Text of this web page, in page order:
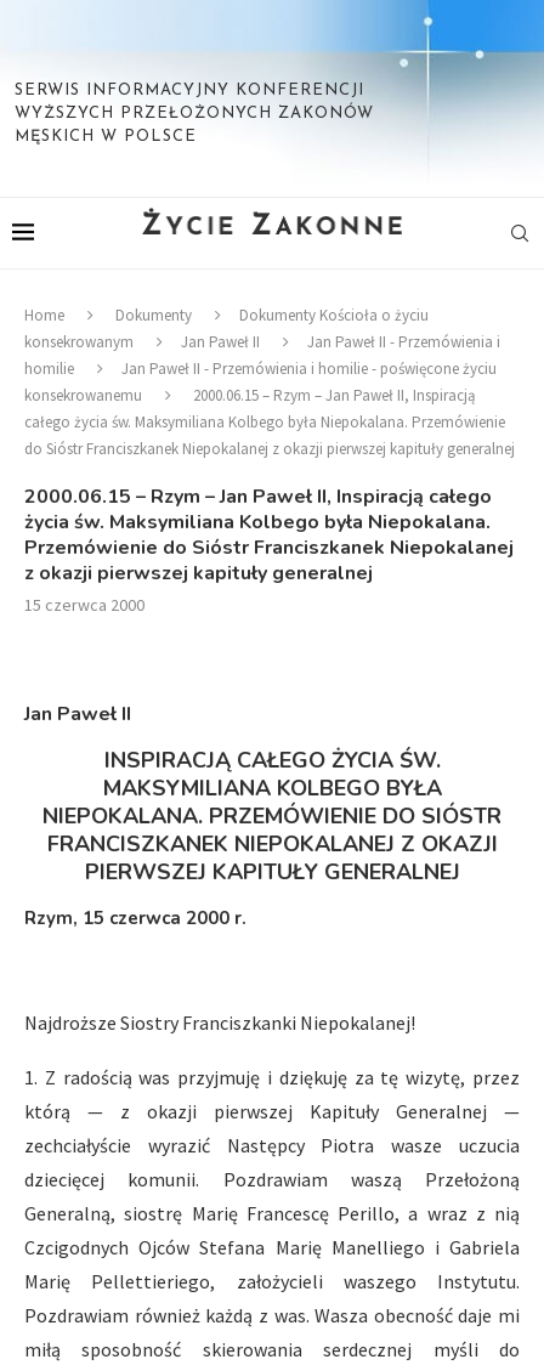
SERWIS INFORMACYJNY KONFERENCJI
WYŻSZYCH PRZEŁOŻONYCH ZAKONÓW
MĘSKICH W POLSCE
Home Dokumenty
Dokumenty Kościoła o życiu
konsekrowanym
Jan Paweł II
Jan Paweł II - Przemówienia i
homilie
Jan Paweł II - Przemówienia i homilie - poświęcone życiu
konsekrowanemu
2000.06.15 – Rzym – Jan Paweł II, Inspiracją
całego życia św. Maksymiliana Kolbego była Niepokalana. Przemówienie
do Sióstr Franciszkanek Niepokalanej z okazji pierwszej kapituły generalnej
2000.06.15 – Rzym – Jan Paweł II, Inspiracją całego
życia św. Maksymiliana Kolbego była Niepokalana.
Przemówienie do Sióstr Franciszkanek Niepokalanej
z okazji pierwszej kapituły generalnej
15 czerwca 2000
Jan Paweł II
INSPIRACJĄ CAŁEGO ŻYCIA ŚW.
MAKSYMILIANA KOLBEGO BYŁA
NIEPOKALANA. PRZEMÓWIENIE DO SIÓSTR
FRANCISZKANEK NIEPOKALANEJ Z OKAZJI
PIERWSZEJ KAPITUŁY GENERALNEJ
Rzym, 15 czerwca 2000 r.
Najdroższe Siostry Franciszkanki Niepokalanej!
1. Z radością was przyjmuję i dziękuję za tę wizytę, przez
którą — z okazji pierwszej Kapituły Generalnej —
zechciałyście wyrazić Następcy Piotra wasze uczucia
dziecięcej komunii. Pozdrawiam waszą Przełożoną
Generalną, siostrę Marię Francescę Perillo, a wraz z nią
Czcigodnych Ojców Stefana Marię Manelliego i Gabriela
Marię Pellettieriego, założycieli waszego Instytutu.
Pozdrawiam również każdą z was. Wasza obecność daje mi
miłą sposobność skierowania serdecznej myśli do